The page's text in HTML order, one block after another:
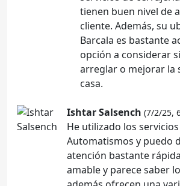
tienen buen nivel de
cliente. Además, su
Barcala es bastante
opción a considerar
arreglar o mejorar la
casa.
Ishtar Salsench (7/2/25,
He utilizado los
Automatismos y puedo
atención bastante
amable y parece saber